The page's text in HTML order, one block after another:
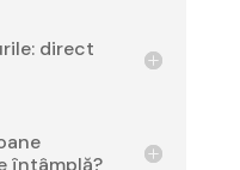
direct
întâmplă?